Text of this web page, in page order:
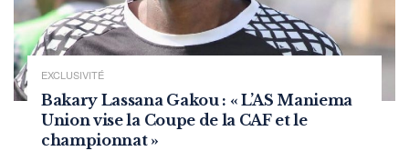
EXCLUSIVITÉ
Bakary Lassana Gakou : « L’AS Maniema
Union vise la Coupe de la CAF et le
championnat »